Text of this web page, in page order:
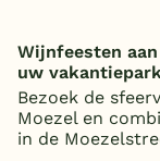
Wijnfeesten
uw
Bezoek de
Moezel en
in de